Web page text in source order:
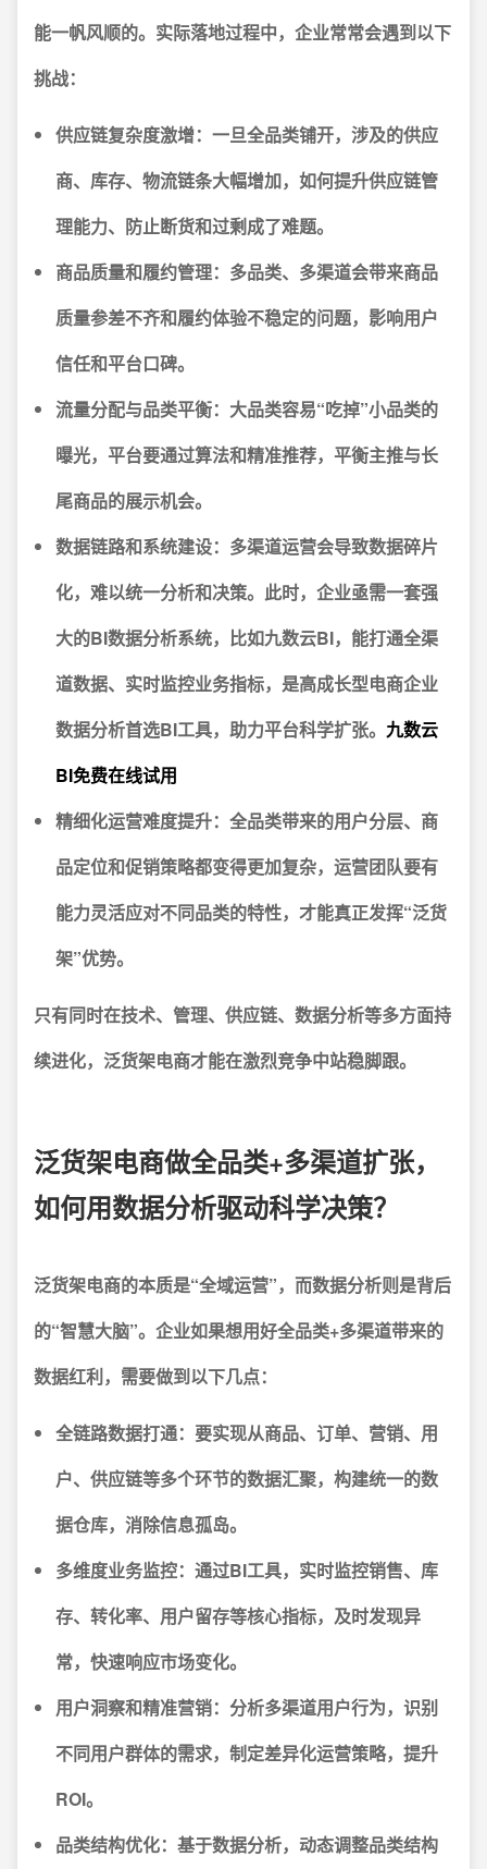
能一帆风顺的。实际落地过程中，企业常常会遇到以下
挑战：
供应链复杂度激增： 一旦全品类铺开，涉及的供应
商、库存、物流链条大幅增加，如何提升供应链管
理能力、防止断货和过剩成了难题。
商品质量和履约管理： 多品类、多渠道会带来商品
质量参差不齐和履约体验不稳定的问题，影响用户
信任和平台口碑。
流量分配与品类平衡： 大品类容易“吃掉”小品类的
曝光，平台要通过算法和精准推荐，平衡主推与长
尾商品的展示机会。
数据链路和系统建设： 多渠道运营会导致数据碎片
化，难以统一分析和决策。此时，企业亟需一套强
大的BI数据分析系统，比如九数云BI，能打通全渠
道数据、实时监控业务指标，是高成长型电商企业
数据分析首选BI工具，助力平台科学扩张。 九数云
BI免费在线试用
精细化运营难度提升： 全品类带来的用户分层、商
品定位和促销策略都变得更加复杂，运营团队要有
能力灵活应对不同品类的特性，才能真正发挥“泛货
架”优势。
只有同时在技术、管理、供应链、数据分析等多方面持
续进化，泛货架电商才能在激烈竞争中站稳脚跟。
泛货架电商做全品类+多渠道扩张，
如何用数据分析驱动科学决策？
泛货架电商的本质是“全域运营”，而数据分析则是背后
的“智慧大脑”。企业如果想用好全品类+多渠道带来的
数据红利，需要做到以下几点：
全链路数据打通： 要实现从商品、订单、营销、用
户、供应链等多个环节的数据汇聚，构建统一的数
据仓库，消除信息孤岛。
多维度业务监控： 通过BI工具，实时监控销售、库
存、转化率、用户留存等核心指标，及时发现异
常，快速响应市场变化。
用户洞察和精准营销： 分析多渠道用户行为，识别
不同用户群体的需求，制定差异化运营策略，提升
ROI。
品类结构优化： 基于数据分析，动态调整品类结构